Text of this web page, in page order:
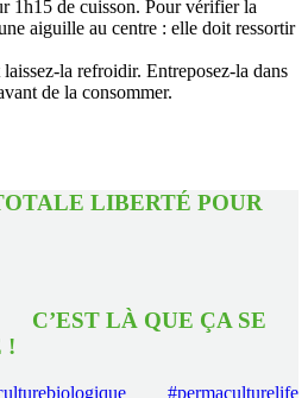
1h15 de cuisson. Pour vérifier la
aiguille au centre : elle doit ressortir
la refroidir. Entreposez-la dans
de la consommer.
LIBERTÉ POUR
QUE ÇA SE
!